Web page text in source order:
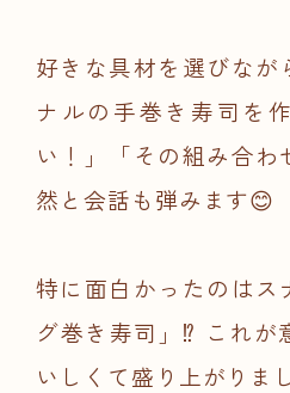
好きな具材を選びなが
ナルの手巻き寿司を
い！」「その組み合わ
然と会話も弾みます😊
特に面白かったのはス
グ巻き寿司」⁉ これが
いしくて盛り上がりま